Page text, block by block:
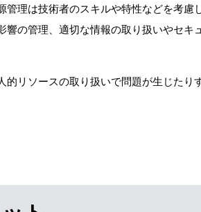
理は技術者のスキルや特性などを考慮
の管理、適切な情報の取り扱いやセキ
リソースの取り扱いで問題が生じたり